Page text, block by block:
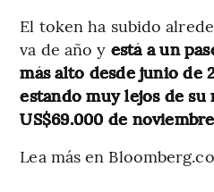
El token ha subido
va de año y está a un
más alto desde junio de
estando muy lejos de
US$69.000 de
Lea más en